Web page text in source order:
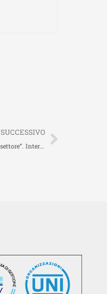
SUCCESSIVO
“Alla logistica serve un metodo che ci consenta di superare le prossime crisi. Fondamentale ridare valore al settore”. Intervento di Massimo Marciani a LETExpo